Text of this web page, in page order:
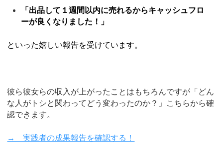
「出品して１週間以内に売れるからキャッシュフロ
ーが良くなりました！」
といった嬉しい報告を受けています。
彼ら彼女らの収入が上がったことはもちろんですが「どん
な人がトシと関わってどう変わったのか？」こちらから確
認できます。
→ 実践者の成果報告を確認する！